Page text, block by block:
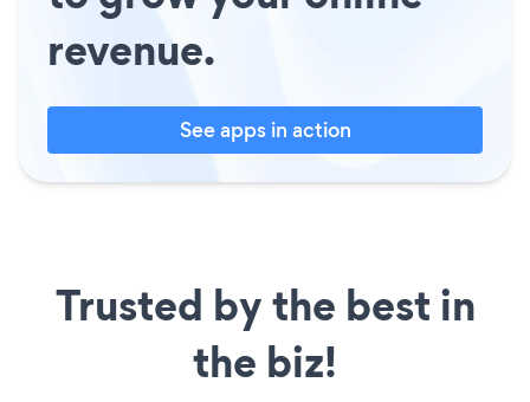
revenue.
See apps in action
Trusted by the best in
the biz!